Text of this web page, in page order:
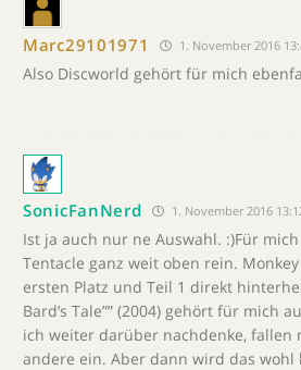
Marc29101971 1. November 2016
Also Discworld gehört für mich
SonicFanNerd 1. November 2016
Ist ja auch nur ne Auswahl. :)Für
Tentacle ganz weit oben rein.
ersten Platz und Teil 1 direkt
Bard’s Tale”” (2004) gehört für mich
ich weiter darüber nachdenke, fallen
andere ein. Aber dann wird das wohl